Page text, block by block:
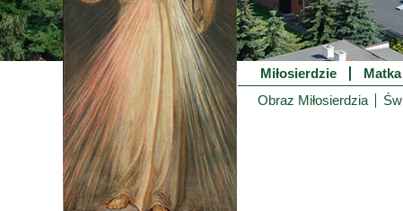
Miłosierdzie
Obraz Miłosierdzia